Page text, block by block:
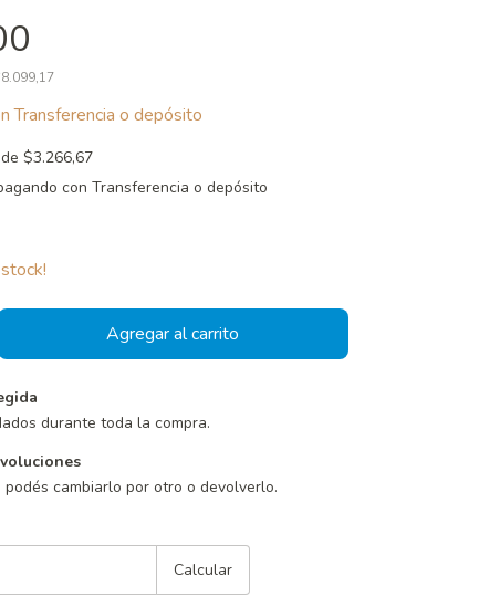
Transferencia o depósito
$3.266,67
con Transferencia o depósito
durante toda la compra.
cambiarlo por otro o devolverlo.
Calcular